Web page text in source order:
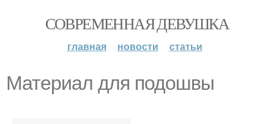
СОВРЕМЕННАЯ ДЕВУШКА
главная новости статьи
Материал для подошвы